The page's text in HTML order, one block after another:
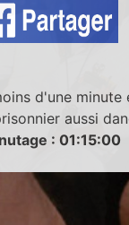
d'une
aussi
: 01:15:00